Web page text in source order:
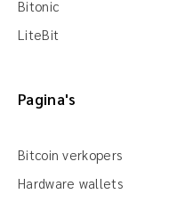
Pagina's
Bitcoin verkopers
Hardware wallets
Bitonic
LiteBit